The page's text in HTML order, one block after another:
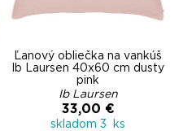
Ľanový obliečka na vankúš
Ib Laursen 40x60 cm dusty
pink
Ib Laursen
33,00 €
skladom 3 ks